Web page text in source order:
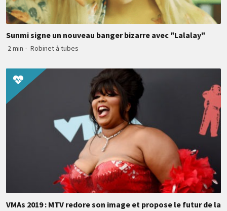
Sunmi signe un nouveau banger bizarre avec "Lalalay"
2 min · Robinet à tubes
VMAs 2019 : MTV redore son image et propose le futur de la